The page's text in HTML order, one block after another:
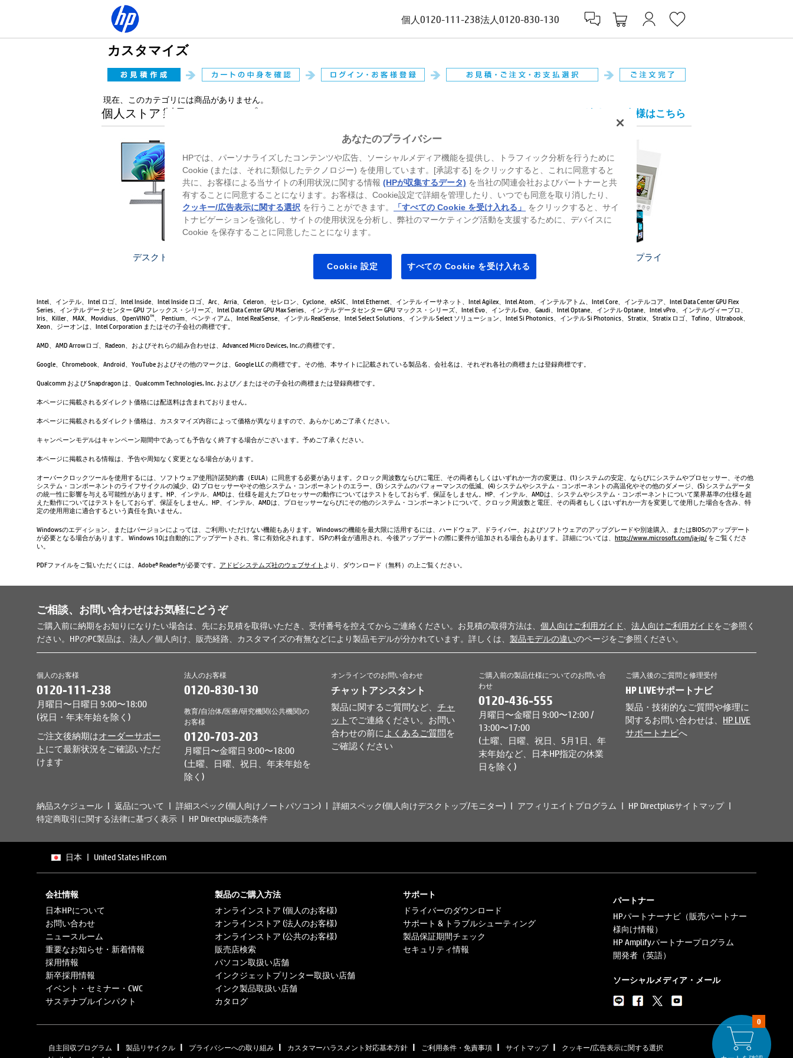
個人 0120-111-238法人 0120-830-130
カスタマイズ
現在、このカテゴリには商品がありません。
0
個人ストア 製品ラインアップ 法人のお客様はこちら
デスクトップ ゲーミングパソコン プリンター プリンターサプライ
Intel、インテル、Intel ロゴ、Intel Inside、Intel Inside ロゴ、Arc、Arria、Celeron、セレロン、Cyclone、eASIC、Intel Ethernet、インテル イーサネット、Intel Agilex、Intel Atom、インテルアトム、Intel Core、インテルコア、Intel Data Center GPU Flex
Series、インテル データセンター GPU フレックス・シリーズ、Intel Data Center GPU Max Series、インテル データセンター GPU マックス・シリーズ、Intel Evo、インテル Evo、Gaudi、Intel Optane、インテル Optane、Intel vPro、インテルヴィープロ、
Iris、Killer、MAX、Movidius、OpenVINOTM
、 Pentium、ペンティアム、Intel RealSense、インテル RealSense、Intel Select Solutions、インテル Select ソリューション、Intel Si Photonics、インテル Si Photonics、Stratix、Stratix ロゴ、Tofino、Ultrabook、
Xeon、ジーオンは、Intel Corporation またはその子会社の商標です。
AMD、AMD Arrowロゴ、Radeon、およびそれらの組み合わせは、Advanced Micro Devices, Inc.の商標です。
Google、Chromebook、Android、YouTube およびその他のマークは、Google LLC の商標です。その他、本サイトに記載されている製品名、会社名は、それぞれ各社の商標または登録商標です。
Qualcomm および Snapdragon は、Qualcomm Technologies, Inc. および／またはその子会社の商標または登録商標です。
本ページに掲載されるダイレクト価格には配送料は含まれておりません。
本ページに掲載されるダイレクト価格は、カスタマイズ内容によって価格が異なりますので、あらかじめご了承ください。
キャンペーンモデルはキャンペーン期間中であっても予告なく終了する場合がございます。予めご了承ください。
本ページに掲載される情報は、予告や周知なく変更となる場合があります。
オーバークロックツールを使用するには、ソフトウェア使用許諾契約書（EULA）に同意する必要があります。クロック周波数ならびに電圧、その両者もしくはいずれか一方の変更は、(1) システムの安定、ならびにシステムやプロセッサー、その他
システム・コンポーネントのライフサイクルの減少、(2) プロセッサーやその他システム・コンポーネントのエラー、(3) システムのパフォーマンスの低減、(4) システムやシステム・コンポーネントの高温化やその他のダメージ、(5) システムデータ
の統一性に影響を与える可能性があります。HP、インテル、AMDは、仕様を超えたプロセッサーの動作についてはテストをしておらず、保証をしません。HP、インテル、AMDは、システムやシステム・コンポーネントについて業界基準の仕様を超
えた動作についてはテストをしておらず、保証をしません。HP、インテル、AMDは、プロセッサーならびにその他のシステム・コンポーネントについて、クロック周波数と電圧、その両者もしくはいずれか一方を変更して使用した場合を含み、特
定の使用用途に適合するという責任を負いません。
Windowsのエディション、またはバージョンによっては、ご利用いただけない機能もあります。 Windowsの機能を最大限に活用するには、ハードウェア、ドライバー、およびソフトウェアのアップグレードや別途購入、またはBIOSのアップデート
が必要となる場合があります。 Windows 10は自動的にアップデートされ、常に有効化されます。 ISPの料金が適用され、今後アップデートの際に要件が追加される場合もあります。 詳細については、 http://www.microsoft.com/ja-jp/ をご覧くださ
い。
PDFファイルをご覧いただくには、Adobe® Reader®が必要です。 アドビシステムズ社のウェブサイト より、ダウンロード（無料）の上ご覧ください。
ご相談、お問い合わせはお気軽にどうぞ
ご購入前に納期をお知りになりたい場合は、先にお見積を取得いただき、受付番号を控えてからご連絡ください。お見積の取得方法は、 個人向けご利用ガイド 法人向けご利用ガイドをご参照く
ださい。HPのPC製品は、法人／個人向け、販売経路、カスタマイズの有無などにより製品モデルが分かれています。詳しくは、 製品モデルの違いのページをご参照ください。
個人のお客様
0120-111-238
月曜日〜日曜日 9:00〜18:00
(祝日・年末年始を除く)
ご注文後納期はオーダーサポー
ト にて最新状況をご確認いただ
けます
法人のお客様
0120-830-130
教育/自治体/医療/研究機関(公共機関)の
お客様
0120-703-203
月曜日〜金曜日 9:00〜18:00
(土曜、日曜、祝日、年末年始を
除く)
オンラインでのお問い合わせ
チャットアシスタント
製品に関するご質問など、チャ
ット でご連絡ください。お問い
合わせの前に よくあるご質問を
ご確認ください
ご購入前の製品仕様についてのお問い合
わせ
0120-436-555
月曜日〜金曜日 9:00〜12:00 /
13:00〜17:00
(土曜、日曜、祝日、5月1日、年
末年始など、日本HP指定の休業
日を除く)
ご購入後のご質問と修理受付
HP LIVEサポートナビ
製品・技術的なご質問や修理に
関するお問い合わせは、 HP LIVE
サポートナビへ
納品スケジュール 返品について 詳細スペック(個人向けノートパソコン) 詳細スペック(個人向けデスクトップ/モニター) アフィリエイトプログラム
HP Directplusサイトマップ
特定商取引に関する法律に基づく表示
HP Directplus販売条件
日本 | United States HP.com
会社情報
日本HPについて
お問い合わせ
ニュースルーム
重要なお知らせ・新着情報
採用情報
新卒採用情報
イベント・セミナー・CWC
サステナブルインパクト
製品のご購入方法
オンラインストア (個人のお客様)
オンラインストア (法人のお客様)
オンラインストア (公共のお客様)
販売店検索
パソコン取扱い店舗
インクジェットプリンター取扱い店舗
インク製品取扱い店舗
カタログ
サポート
ドライバーのダウンロード
サポート & トラブルシューティング
製品保証期間チェック
セキュリティ情報
パートナー
HPパートナーナビ（販売パートナー
様向け情報）
HP Amplifyパートナープログラム
開発者（英語）
ソーシャルメディア・メール
自主回収プログラム | 製品リサイクル | プライバシーへの取り組み | カスタマーハラスメント対応基本方針 | ご利用条件・免責事項 | サイトマップ |
クッキー/広告表示に関する選択
あなたのプライバシー
HPでは、パーソナライズしたコンテンツや広告、ソーシャルメディア機能を提供し、トラフィック分析を行うために
Cookie (または、それに類似したテクノロジー) を使用しています。[承認する] をクリックすると、これに同意すると
共に、お客様による当サイトの利用状況に関する情報 (HPが収集するデータ) を当社の関連会社およびパートナーと共
有することに同意することになります。お客様は、Cookie設定で詳細を管理したり、いつでも同意を取り消したり、
クッキー/広告表示に関する選択 を行うことができます。 「すべての Cookie を受け入れる」
をクリックすると、サイ
トナビゲーションを強化し、サイトの使用状況を分析し、弊社のマーケティング活動を支援するために、デバイスに
Cookie を保存することに同意したことになります。
Cookie 設定 すべての Cookie を受け入れる